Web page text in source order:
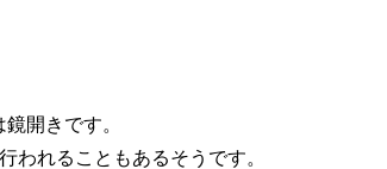
開きです。
われることもあるそうです。